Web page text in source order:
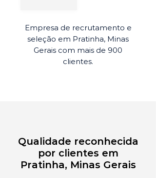
Empresa de recrutamento e
seleção em Pratinha, Minas
Gerais com mais de 900
clientes.
Qualidade reconhecida
por clientes em
Pratinha, Minas Gerais